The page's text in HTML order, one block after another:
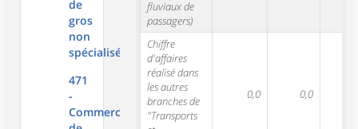
de
gros
non
spécialisé
471
-
Commerce
fluviaux de
passagers)
Chiffre
d'affaires
réalisé dans
les autres
branches de
"Transports
0,0 0,0